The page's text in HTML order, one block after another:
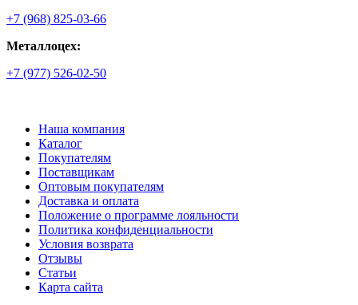
+7 (968) 825-03-66
Металлоцех:
+7 (977) 526-02-50
Наша компания
Каталог
Покупателям
Поставщикам
Оптовым покупателям
Доставка и оплата
Положение о программе лояльности
Политика конфиденциальности
Условия возврата
Отзывы
Статьи
Карта сайта